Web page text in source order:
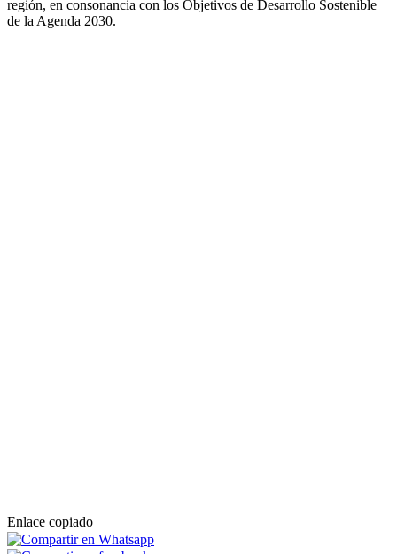
región, en consonancia con los Objetivos de Desarrollo Sostenible
de la Agenda 2030.
Enlace copiado